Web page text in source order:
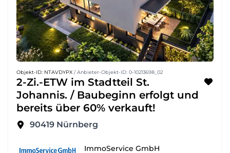
Objekt-ID: NTAVDYPX / Anbieter-Objekt-ID: 0-10213698_02
2-Zi.-ETW im Stadtteil St.
Johannis. / Baubeginn erfolgt und
bereits über 60% verkauft!
90419 Nürnberg
ImmoService GmbH